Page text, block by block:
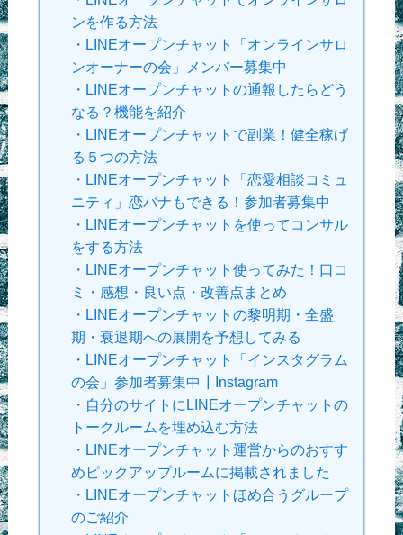
ンを作る方法
・ LINEオープンチャット「オンラインサロ
ンオーナーの会」メンバー募集中
・ LINEオープンチャットの通報したらどう
なる？機能を紹介
・ LINEオープンチャットで副業！健全稼げ
る５つの方法
・ LINEオープンチャット「恋愛相談コミュ
ニティ」恋バナもできる！参加者募集中
・ LINEオープンチャットを使ってコンサル
をする方法
・ LINEオープンチャット使ってみた！口コ
ミ・感想・良い点・改善点まとめ
・ LINEオープンチャットの黎明期・全盛
期・衰退期への展開を予想してみる
・ LINEオープンチャット「インスタグラム
の会」参加者募集中┃Instagram
・ 自分のサイトにLINEオープンチャットの
トークルームを埋め込む方法
・ LINEオープンチャット運営からのおすす
めピックアップルームに掲載されました
・ LINEオープンチャットほめ合うグループ
のご紹介